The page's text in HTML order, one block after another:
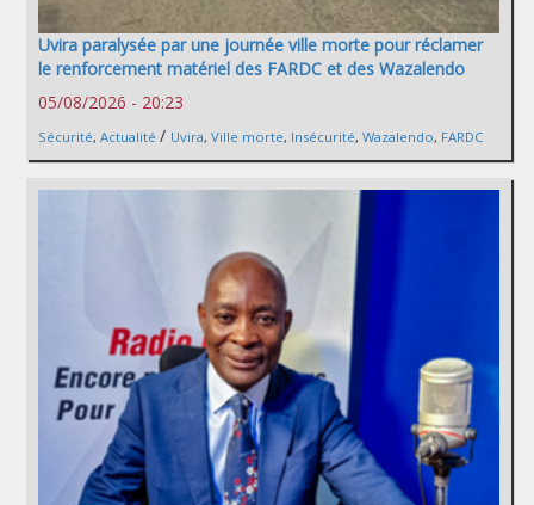
Uvira paralysée par une journée ville morte pour réclamer
le renforcement matériel des FARDC et des Wazalendo
05/08/2026 - 20:23
Sécurité, Actualité / Uvira, Ville morte, Insécurité, Wazalendo, FARDC